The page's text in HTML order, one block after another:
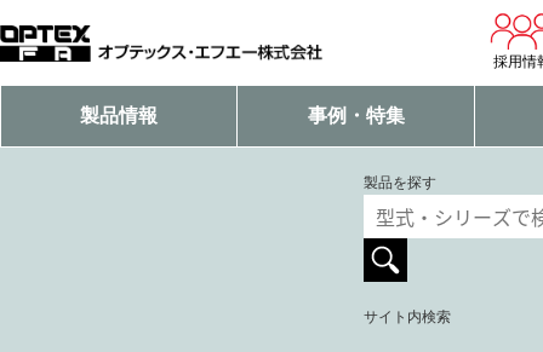
採用情
製品情報 事例・特集
製品を探す
サイト内検索